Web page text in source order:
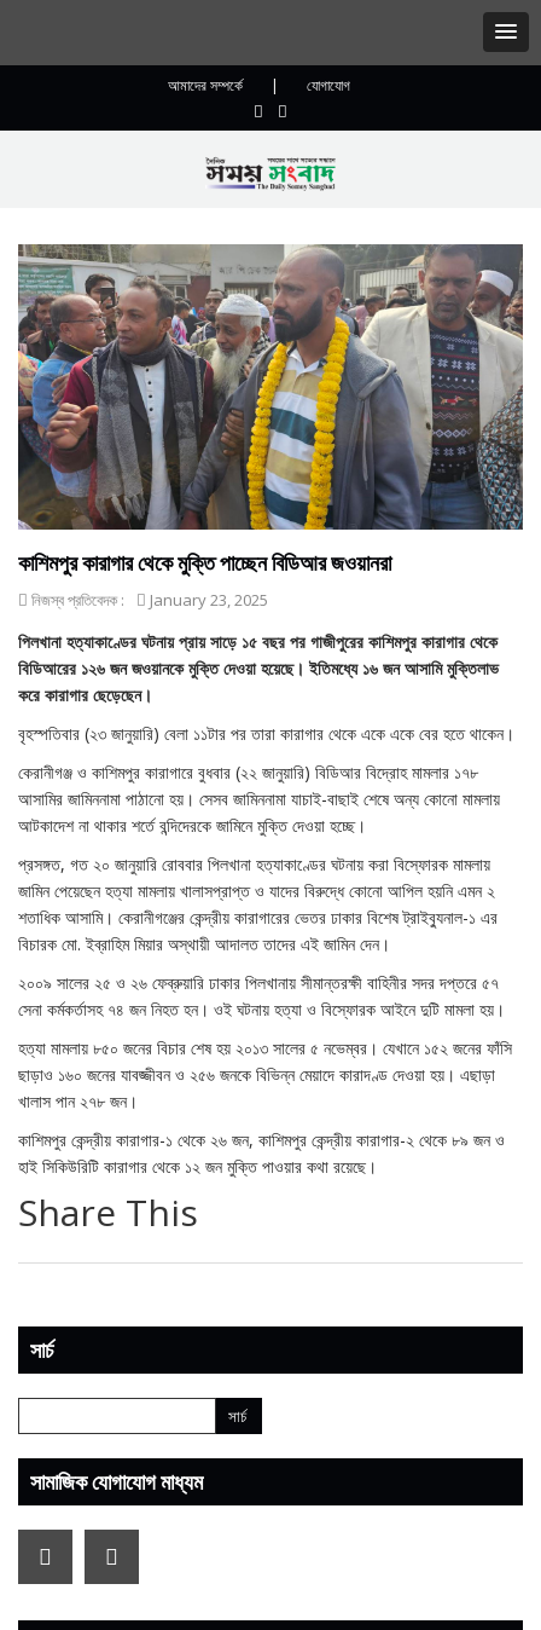
আমাদের সম্পর্কে | যোগাযোগ
কাশিমপুর কারাগার থেকে মুক্তি পাচ্ছেন বিডিআর জওয়ানরা
নিজস্ব প্রতিবেদক : January 23, 2025
পিলখানা হত্যাকাণ্ডের ঘটনায় প্রায় সাড়ে ১৫ বছর পর গাজীপুরের কাশিমপুর কারাগার থেকে
বিডিআরের ১২৬ জন জওয়ানকে মুক্তি দেওয়া হয়েছে। ইতিমধ্যে ১৬ জন আসামি মুক্তিলাভ
করে কারাগার ছেড়েছেন।
বৃহস্পতিবার (২৩ জানুয়ারি) বেলা ১১টার পর তারা কারাগার থেকে একে একে বের হতে থাকেন।
কেরানীগঞ্জ ও কাশিমপুর কারাগারে বুধবার (২২ জানুয়ারি) বিডিআর বিদ্রোহ মামলার ১৭৮
আসামির জামিননামা পাঠানো হয়। সেসব জামিননামা যাচাই-বাছাই শেষে অন্য কোনো মামলায়
আটকাদেশ না থাকার শর্তে বন্দিদেরকে জামিনে মুক্তি দেওয়া হচ্ছে।
প্রসঙ্গত, গত ২০ জানুয়ারি রোববার পিলখানা হত্যাকাণ্ডের ঘটনায় করা বিস্ফোরক মামলায়
জামিন পেয়েছেন হত্যা মামলায় খালাসপ্রাপ্ত ও যাদের বিরুদ্ধে কোনো আপিল হয়নি এমন ২
শতাধিক আসামি। কেরানীগঞ্জের কেন্দ্রীয় কারাগারের ভেতর ঢাকার বিশেষ ট্রাইব্যুনাল-১ এর
বিচারক মো. ইব্রাহিম মিয়ার অস্থায়ী আদালত তাদের এই জামিন দেন।
২০০৯ সালের ২৫ ও ২৬ ফেব্রুয়ারি ঢাকার পিলখানায় সীমান্তরক্ষী বাহিনীর সদর দপ্তরে ৫৭
সেনা কর্মকর্তাসহ ৭৪ জন নিহত হন। ওই ঘটনায় হত্যা ও বিস্ফোরক আইনে দুটি মামলা হয়।
হত্যা মামলায় ৮৫০ জনের বিচার শেষ হয় ২০১৩ সালের ৫ নভেম্বর। যেখানে ১৫২ জনের ফাঁসি
ছাড়াও ১৬০ জনের যাবজ্জীবন ও ২৫৬ জনকে বিভিন্ন মেয়াদে কারাদণ্ড দেওয়া হয়। এছাড়া
খালাস পান ২৭৮ জন।
কাশিমপুর কেন্দ্রীয় কারাগার-১ থেকে ২৬ জন, কাশিমপুর কেন্দ্রীয় কারাগার-২ থেকে ৮৯ জন ও
হাই সিকিউরিটি কারাগার থেকে ১২ জন মুক্তি পাওয়ার কথা রয়েছে।
Share This
সার্চ
সামাজিক যোগাযোগ মাধ্যম